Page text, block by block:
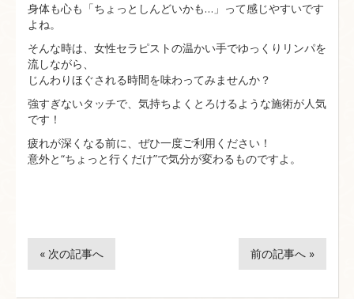
身体も心も「ちょっとしんどいかも…」って感じやすいです
よね。
そんな時は、女性セラピストの温かい手でゆっくりリンパを
流しながら、
じんわりほぐされる時間を味わってみませんか？
強すぎないタッチで、気持ちよくとろけるような施術が人気
です！
疲れが深くなる前に、ぜひ一度ご利用ください！
意外と“ちょっと行くだけ”で気分が変わるものですよ。
« 次の記事へ 前の記事へ »